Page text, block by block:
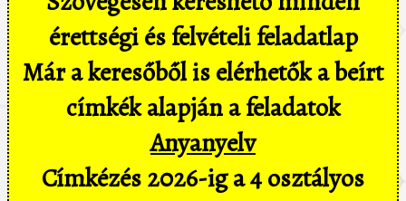
érettségi és felvételi feladatlap
Már a keresőből is elérhetők a beírt
címkék alapján a feladatok
Anyanyelv
Címkézés 2026-ig a 4 osztályos